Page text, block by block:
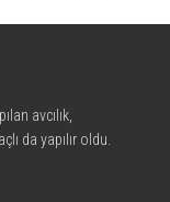
avcılık,
da yapılır oldu.
meydana